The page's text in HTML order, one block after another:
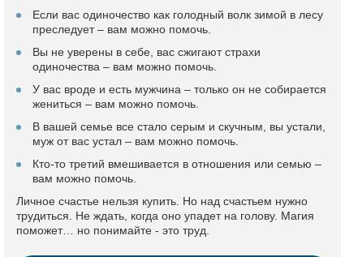
Если вас одиночество как голодный волк зимой в лесу
преследует – вам можно помочь.
Вы не уверены в себе, вас сжигают страхи
одиночества – вам можно помочь.
У вас вроде и есть мужчина – только он не собирается
жениться – вам можно помочь.
В вашей семье все стало серым и скучным, вы устали,
муж от вас устал – вам можно помочь.
Кто-то третий вмешивается в отношения или семью –
вам можно помочь.
Личное счастье нельзя купить. Но над счастьем нужно
трудиться. Не ждать, когда оно упадет на голову. Магия
поможет… но понимайте - это труд.